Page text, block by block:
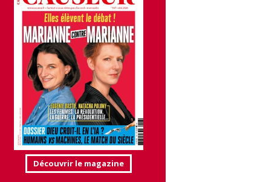
Découvrir le magazine